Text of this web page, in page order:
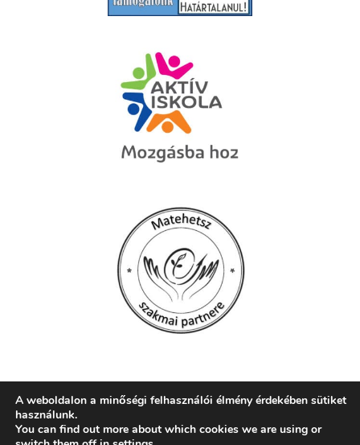
© 2026 Szent Mór Iskolaközpont, Pécs
A weboldalon a minőségi felhasználói élmény érdekében sütiket
használunk.
You can find out more about which cookies we are using or